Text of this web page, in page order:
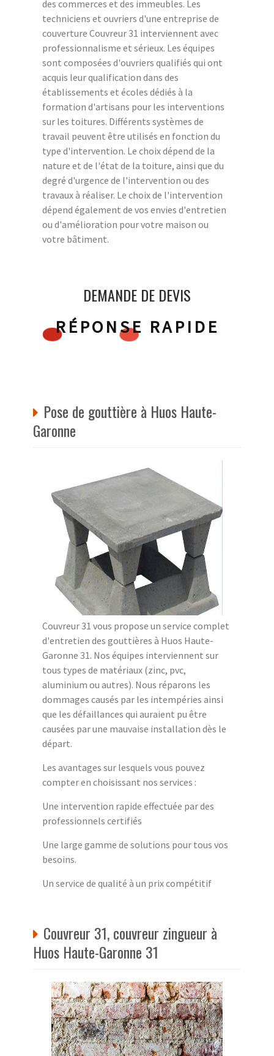
des commerces et des immeubles. Les
techniciens et ouvriers d'une entreprise de
couverture Couvreur 31 interviennent avec
professionnalisme et sérieux. Les équipes
sont composées d'ouvriers qualifiés qui ont
acquis leur qualification dans des
établissements et écoles dédiés à la
formation d'artisans pour les interventions
sur les toitures. Différents systèmes de
travail peuvent être utilisés en fonction du
type d'intervention. Le choix dépend de la
nature et de l'état de la toiture, ainsi que du
degré d'urgence de l'intervention ou des
travaux à réaliser. Le choix de l'intervention
dépend également de vos envies d'entretien
ou d'amélioration pour votre maison ou
votre bâtiment.
DEMANDE DE DEVIS
RÉPONSE RAPIDE
Pose de gouttière à Huos Haute-
Garonne
Couvreur 31 vous propose un service complet
d'entretien des gouttières à Huos Haute-
Garonne 31. Nos équipes interviennent sur
tous types de matériaux (zinc, pvc,
aluminium ou autres). Nous réparons les
dommages causés par les intempéries ainsi
que les défaillances qui auraient pu être
causées par une mauvaise installation dès le
départ.
Les avantages sur lesquels vous pouvez
compter en choisissant nos services :
Une intervention rapide effectuée par des
professionnels certifiés
Une large gamme de solutions pour tous vos
besoins.
Un service de qualité à un prix compétitif
Couvreur 31, couvreur zingueur à
Huos Haute-Garonne 31